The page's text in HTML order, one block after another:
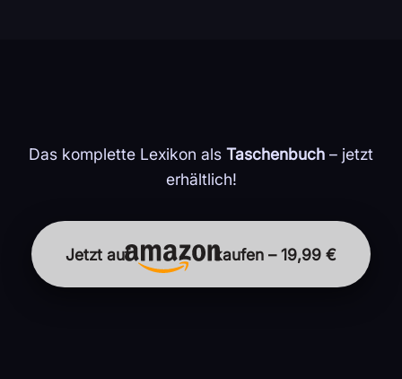
Das komplette Lexikon als Taschenbuch – jetzt
erhältlich!
Jetzt auf kaufen – 19,99 €